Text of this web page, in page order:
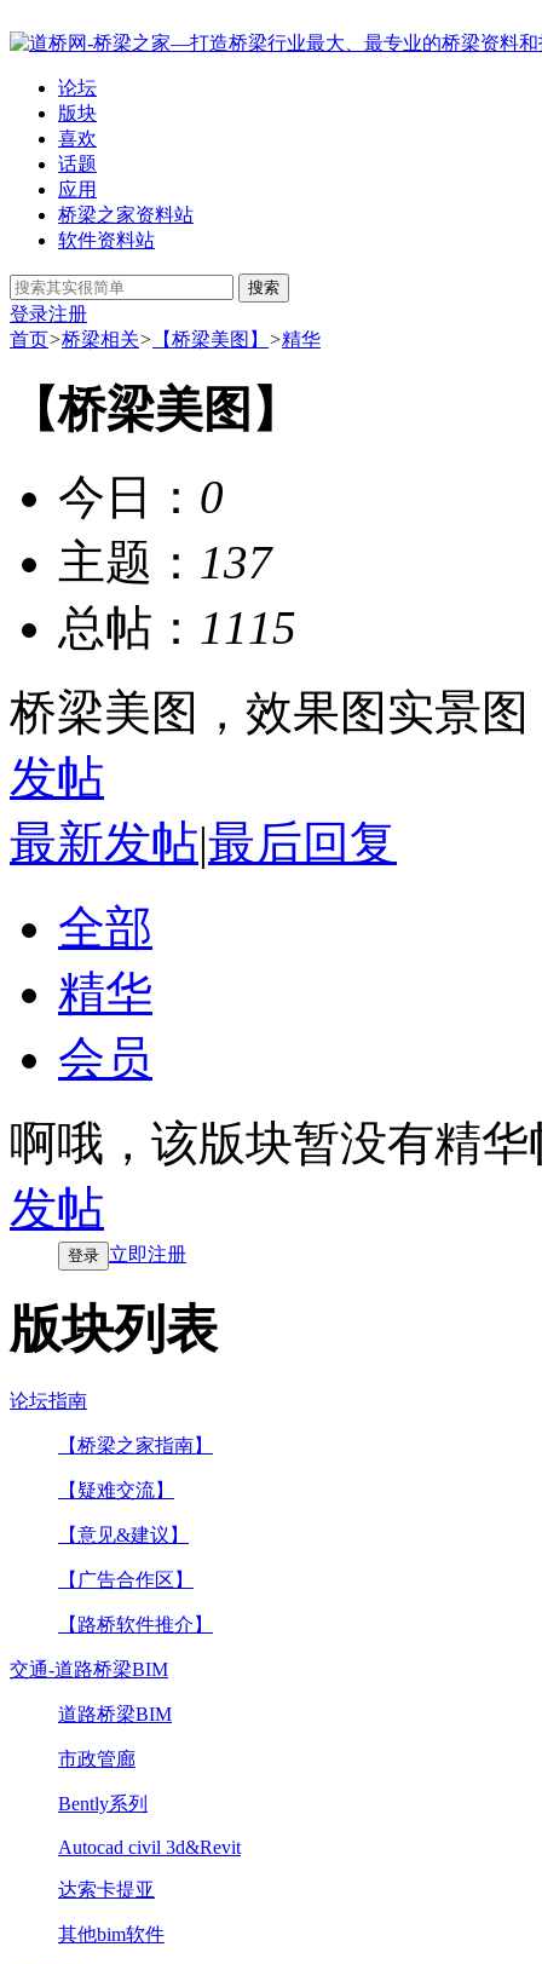
论坛
版块
喜欢
话题
应用
桥梁之家资料站
软件资料站
搜索
登录注册
首页>桥梁相关> 【桥梁美图】 >精华
【桥梁美图】
今日： 0
主题： 137
总帖： 1115
桥梁美图，效果图实景图
发帖
最新发帖|最后回复
全部
精华
会员
啊哦，该版块暂没有精华
发帖
登录 立即注册
版块列表
论坛指南
【桥梁之家指南】
【疑难交流】
【意见&建议】
【广告合作区】
【路桥软件推介】
交通-道路桥梁BIM
道路桥梁BIM
市政管廊
Bently系列
Autocad civil 3d&Revit
达索卡提亚
其他bim软件